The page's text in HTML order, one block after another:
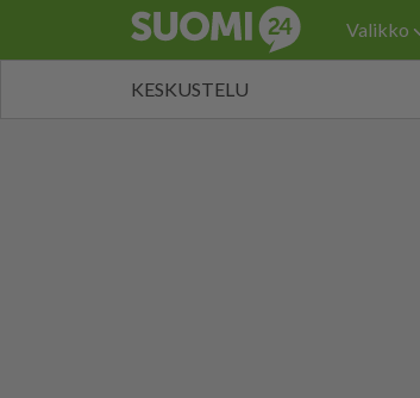
Valikko
KESKUSTELU